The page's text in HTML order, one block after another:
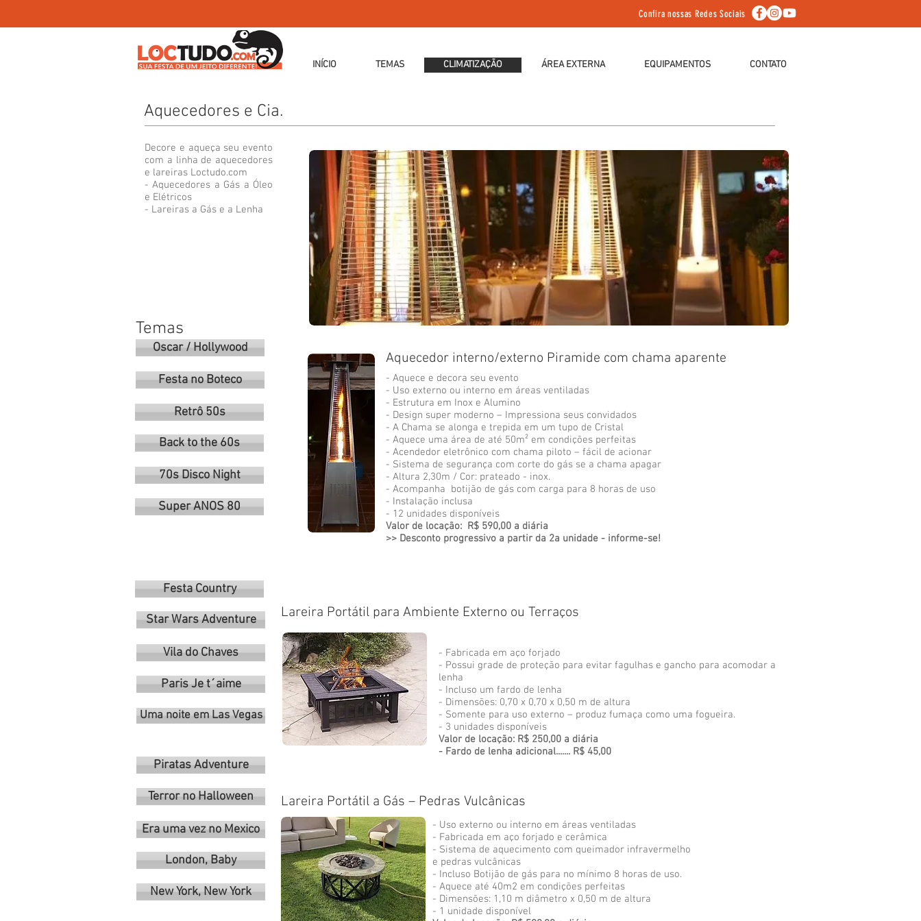
Confira nossas Redes Sociais
INÍCIO TEMAS CLIMATIZAÇÃO ÁREA EXTERNA EQUIPAMENTOS CONTATO
Aquecedores e Cia.
Decore e aqueça seu evento
com a linha de aquecedores
e lareiras Loctudo.com
- Aquecedores a Gás a Óleo
e Elétricos
- Lareiras a Gás e a Lenha
Temas
Oscar / Hollywood
Festa no Boteco
Retrô 50s
Back to the 60s
70s Disco Night
Super ANOS 80
Aquecedor interno/externo Piramide com chama aparente
- Aquece e decora seu evento
- Uso externo ou interno em áreas ventiladas
- Estrutura em Inox e Alumino
- Design super moderno – Impressiona seus convidados
- A Chama se alonga e trepida em um tupo de Cristal
- Aquece uma área de até 50m² em condições perfeitas
- Acendedor eletrônico com chama piloto – fácil de acionar
- Sistema de segurança com corte do gás se a chama apagar
- Altura 2,30m / Cor: prateado - inox.
- Acompanha botijão de gás com carga para 8 horas de uso
- Instalação inclusa
- 12 unidades disponíveis
Valor de locação: R$ 590,00 a diária
>> Desconto progressivo a partir da 2a unidade - informe-se!
Festa Country
Star Wars Adventure
Vila do Chaves
Paris Je t´aime
Uma noite em Las Vegas
Piratas Adventure
Terror no Halloween
Era uma vez no Mexico
London, Baby
New York, New York
Lareira Portátil para Ambiente Externo ou Terraços
- Fabricada em aço forjado
- Possui grade de proteção para evitar fagulhas e gancho para acomodar a
lenha
- Incluso um fardo de lenha
- Dimensões: 0,70 x 0,70 x 0,50 m de altura
- Somente para uso externo – produz fumaça como uma fogueira.
- 3 unidades disponíveis
Valor de locação: R$ 250,00 a diária
- Fardo de lenha adicional....... R$ 45,00
Lareira Portátil a Gás – Pedras Vulcânicas
- Uso externo ou interno em áreas ventiladas
- Fabricada em aço forjado e cerâmica
- Sistema de aquecimento com queimador infravermelho
e pedras vulcânicas
- Incluso Botijão de gás para no mínimo 8 horas de uso.
- Aquece até 40m2 em condições perfeitas
- Dimensões: 1,10 m diâmetro x 0,50 m de altura
- 1 unidade disponível